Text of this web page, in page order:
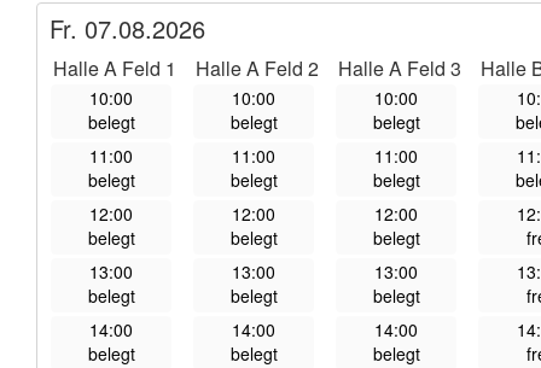
Fr. 07.08.2026
Halle A Feld 1
10:00
belegt
11:00
belegt
12:00
belegt
13:00
belegt
14:00
belegt
Halle A Feld 2
10:00
belegt
11:00
belegt
12:00
belegt
13:00
belegt
14:00
belegt
Halle A Feld 3
10:00
belegt
11:00
belegt
12:00
belegt
13:00
belegt
14:00
belegt
Halle